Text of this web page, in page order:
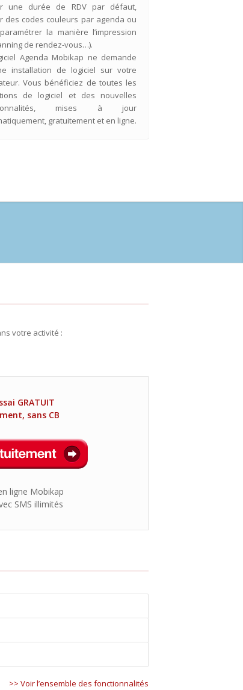
une durée de RDV par défaut,
des codes couleurs par agenda ou
paramétrer la manière l’impression
de rendez-vous…).
Agenda Mobikap ne demande
installation de logiciel sur votre
Vous bénéficiez de toutes les
de logiciel et des nouvelles
mises à jour
gratuitement et en ligne.
votre activité :
GRATUIT
sans CB
ligne Mobikap
SMS illimités
>> Voir l’ensemble des fonctionnalités